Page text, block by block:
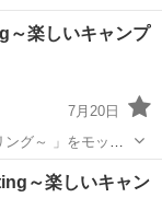
～楽しいキャンプ
7月20日
グ～ 」をモット
グを開催するサー
て「第2回 Mepa
～楽しいキャン